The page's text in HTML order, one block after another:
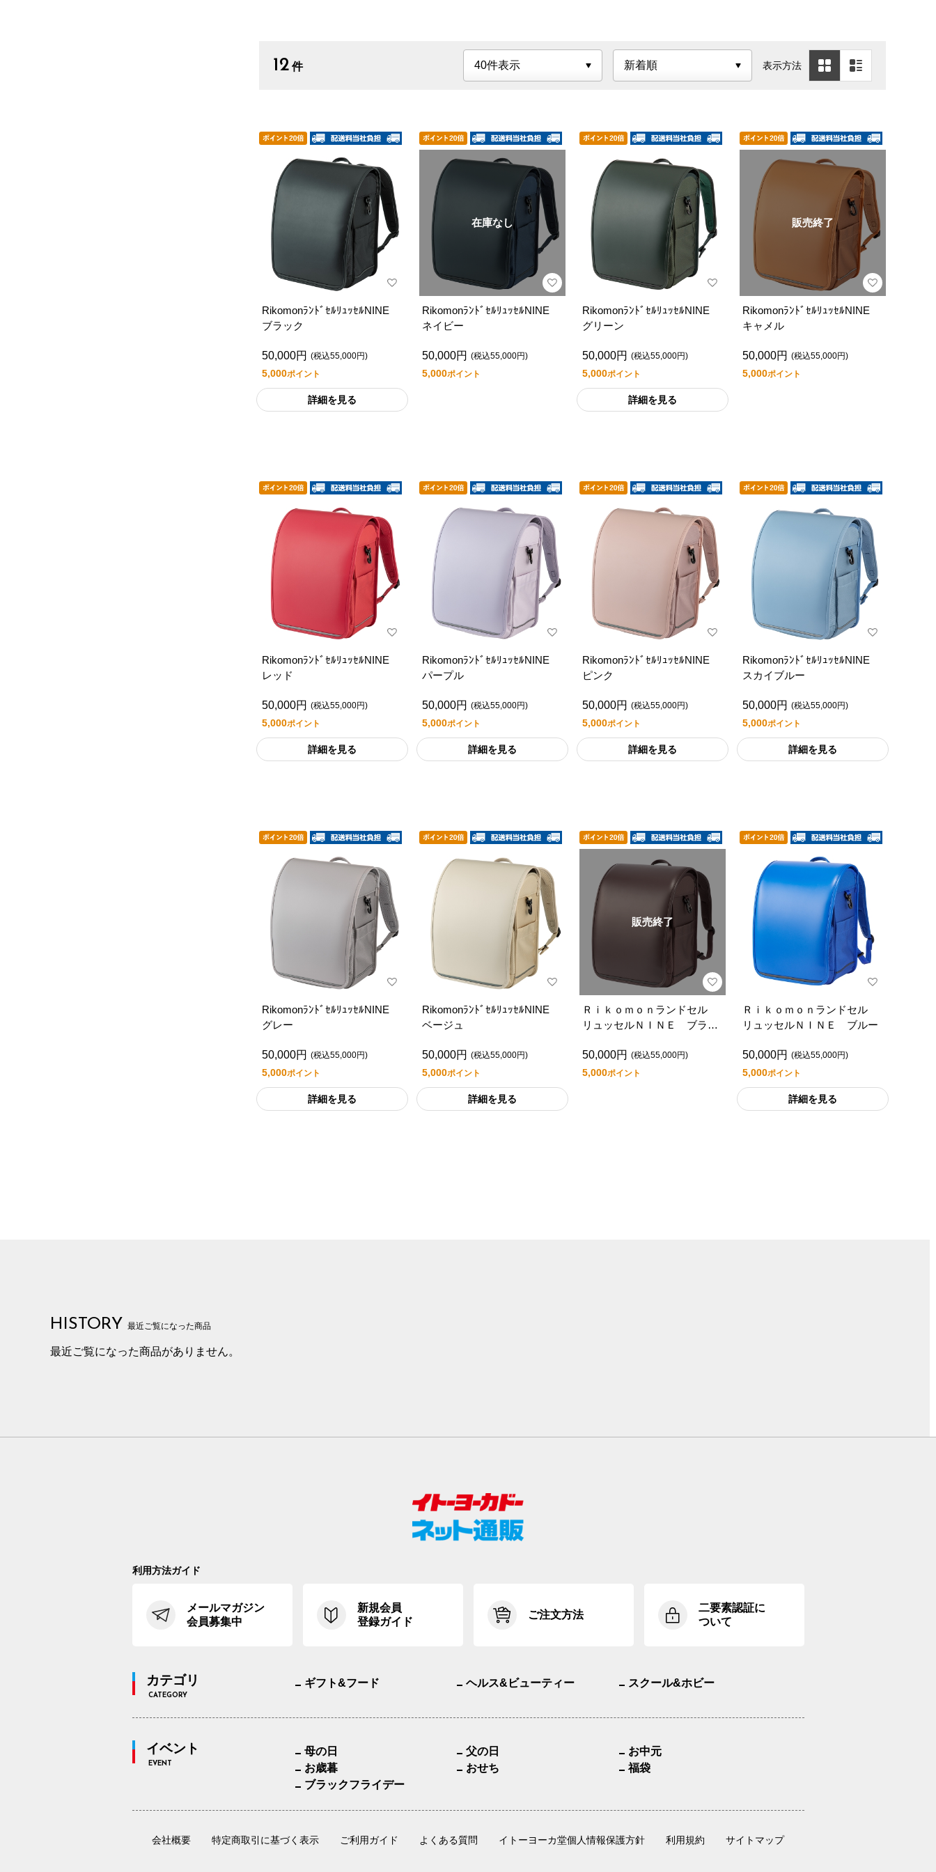
12 件 表示方法
RikomonﾗﾝﾄﾞｾﾙﾘｭｯｾﾙNINE
ブラック
50,000円 (税込55,000円)
5,000ポイント
詳細を見る
在庫なし
RikomonﾗﾝﾄﾞｾﾙﾘｭｯｾﾙNINE
ネイビー
50,000円 (税込55,000円)
5,000ポイント
RikomonﾗﾝﾄﾞｾﾙﾘｭｯｾﾙNINE
グリーン
50,000円 (税込55,000円)
5,000ポイント
詳細を見る
販売終了
RikomonﾗﾝﾄﾞｾﾙﾘｭｯｾﾙNINE
キャメル
50,000円 (税込55,000円)
5,000ポイント
RikomonﾗﾝﾄﾞｾﾙﾘｭｯｾﾙNINE
レッド
50,000円 (税込55,000円)
5,000ポイント
詳細を見る
RikomonﾗﾝﾄﾞｾﾙﾘｭｯｾﾙNINE
パープル
50,000円 (税込55,000円)
5,000ポイント
詳細を見る
RikomonﾗﾝﾄﾞｾﾙﾘｭｯｾﾙNINE
ピンク
50,000円 (税込55,000円)
5,000ポイント
詳細を見る
RikomonﾗﾝﾄﾞｾﾙﾘｭｯｾﾙNINE
スカイブルー
50,000円 (税込55,000円)
5,000ポイント
詳細を見る
RikomonﾗﾝﾄﾞｾﾙﾘｭｯｾﾙNINE
グレー
50,000円 (税込55,000円)
5,000ポイント
詳細を見る
RikomonﾗﾝﾄﾞｾﾙﾘｭｯｾﾙNINE
ベージュ
50,000円 (税込55,000円)
5,000ポイント
詳細を見る
販売終了
Ｒｉｋｏｍｏｎランドセル
リュッセルＮＩＮＥ ブラウ
50,000円 (税込55,000円)
5,000ポイント
Ｒｉｋｏｍｏｎランドセル
リュッセルＮＩＮＥ ブルー
50,000円 (税込55,000円)
5,000ポイント
詳細を見る
HISTORY 最近ご覧になった商品
最近ご覧になった商品がありません。
利用方法ガイド
メールマガジン
会員募集中
新規会員
登録ガイド
ご注文方法
二要素認証に
ついて
カテゴリ
CATEGORY
ギフト&フード ヘルス&ビューティー スクール&ホビー
イベント
EVENT
母の日 父の日
お中元
お歳暮
おせち
福袋
ブラックフライデー
会社概要 特定商取引に基づく表示 ご利用ガイド よくある質問 イトーヨーカ堂個人情報保護方針 利用規約 サイトマップ